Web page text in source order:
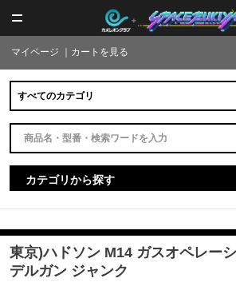
マイページ カートを見る
カテゴリから探す
東京)ハドソン M14 ガスオペレー
デルガン ジャンク